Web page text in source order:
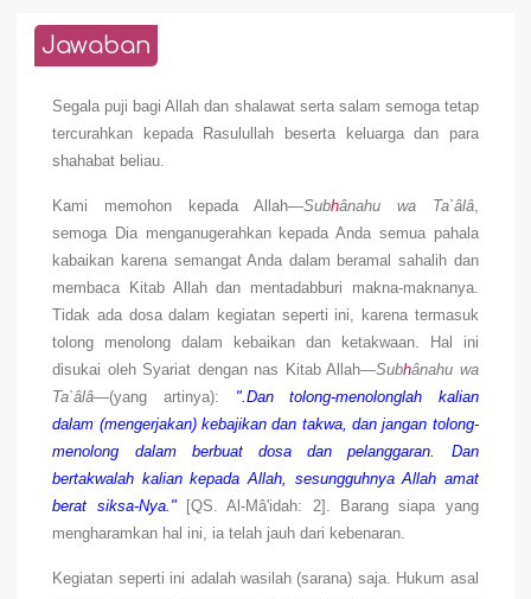
Jawaban
Segala puji bagi Allah dan shalawat serta salam semoga tetap
tercurahkan kepada Rasulullah beserta keluarga dan para
shahabat beliau.
Kami memohon kepada Allah—Subhânahu wa Ta`âlâ,
semoga Dia menganugerahkan kepada Anda semua pahala
kabaikan karena semangat Anda dalam beramal sahalih dan
membaca Kitab Allah dan mentadabburi makna-maknanya.
Tidak ada dosa dalam kegiatan seperti ini, karena termasuk
tolong menolong dalam kebaikan dan ketakwaan. Hal ini
disukai oleh Syariat dengan nas Kitab Allah—Subhânahu wa
Ta`âlâ—(yang artinya): ".Dan tolong-menolonglah kalian
dalam (mengerjakan) kebajikan dan takwa, dan jangan tolong-
menolong dalam berbuat dosa dan pelanggaran. Dan
bertakwalah kalian kepada Allah, sesungguhnya Allah amat
berat siksa-Nya."[QS. Al-Mâ'idah: 2]. Barang siapa yang
mengharamkan hal ini, ia telah jauh dari kebenaran.
Kegiatan seperti ini adalah wasilah (sarana) saja. Hukum asal